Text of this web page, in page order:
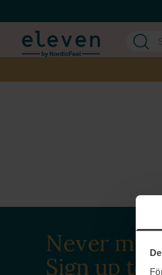
Never miss
Sign up to